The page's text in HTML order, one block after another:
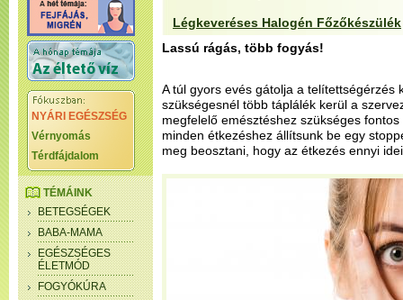
NYÁRI EGÉSZSÉG
Vérnyomás
Térdfájdalom
TÉMÁINK
BETEGSÉGEK
BABA-MAMA
EGÉSZSÉGES
ÉLETMÓD
FOGYÓKÚRA
Légkeveréses Halogén Főzőkészülék
Lassú rágás, több fogyás!
A túl gyors evés gátolja a telítettségérzés
szükségesnél több táplálék kerül a
megfelelő emésztéshez szükséges
minden étkezéshez állítsunk be egy
meg beosztani, hogy az étkezés ennyi